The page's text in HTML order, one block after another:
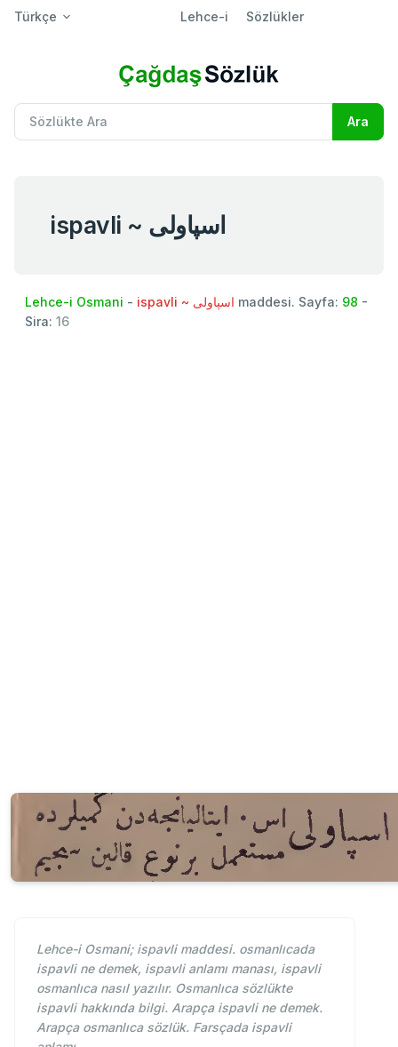
Türkçe Lehce-i Sözlükler
ispavli ~ اسپاولی
Lehce-i Osmani - ispavli ~ اسپاولی maddesi. Sayfa: 98 -
Sira: 16
Lehce-i Osmani; ispavli maddesi. osmanlıcada
ispavli ne demek, ispavli anlamı manası, ispavli
osmanlıca nasıl yazılır. Osmanlıca sözlükte
ispavli hakkında bilgi. Arapça ispavli ne demek.
Arapça osmanlıca sözlük. Farsçada ispavli